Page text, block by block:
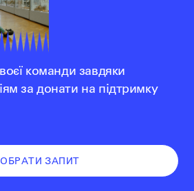
команди завдяки
за донати на підтримку
ОБРАТИ ЗАПИТ